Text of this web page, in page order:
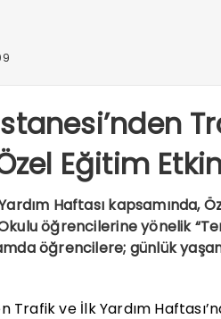
Eğitim
Haftası kapsamında,
Okulu öğrencilerine yönelik
öğrencilere; günlük